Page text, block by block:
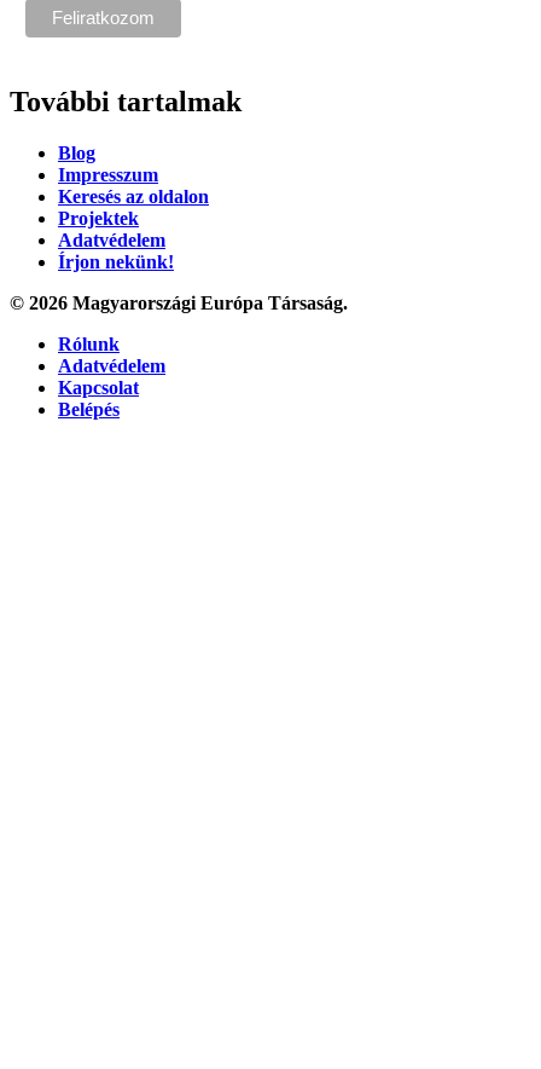
További tartalmak
Blog
Impresszum
Keresés az oldalon
Projektek
Adatvédelem
Írjon nekünk!
© 2026 Magyarországi Európa Társaság.
Rólunk
Adatvédelem
Kapcsolat
Belépés